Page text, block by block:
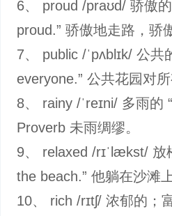
6、 proud /praʊd/ 骄傲
proud.” 骄傲地走路，骄
7、 public /ˈpʌblɪk/ 公
everyone.” 公共花园对所
8、 rainy /ˈreɪni/ 多雨
Proverb 未雨绸缪。
9、 relaxed /rɪˈlækst/ 放
the beach.” 他躺在沙滩
10、 rich /rɪtʃ/ 浓郁的；